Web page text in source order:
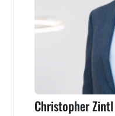
Christopher Zintl